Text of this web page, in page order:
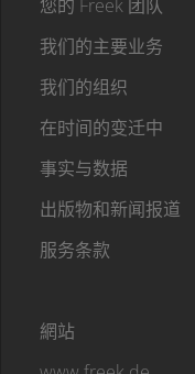
您的 Freek 团队
我们的主要业务
我们的组织
在时间的变迁中
事实与数据
出版物和新闻报道
服务条款
網站